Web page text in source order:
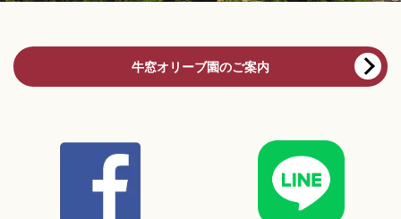
牛窓オリーブ園のご案内